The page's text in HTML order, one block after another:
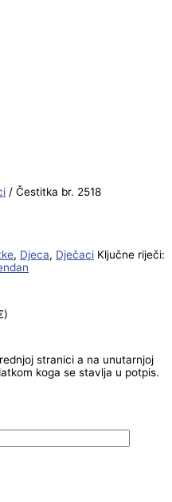
/ Čestitka br. 2518
, Djeca, Dječaci Ključne riječi:
stranici a na unutarnjoj
koga se stavlja u potpis.